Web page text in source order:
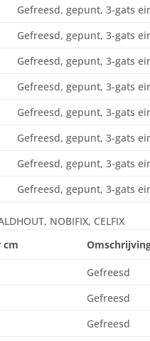
Gefreesd, gepunt, 3-gats
Gefreesd, gepunt, 3-gats
Gefreesd, gepunt, 3-gats
Gefreesd, gepunt, 3-gats
Gefreesd, gepunt, 3-gats
Gefreesd, gepunt, 3-gats
Gefreesd, gepunt, 3-gats
Gefreesd, gepunt, 3-gats
NOBIFIX, CELFIX
cm
Gefreesd
Gefreesd
Gefreesd